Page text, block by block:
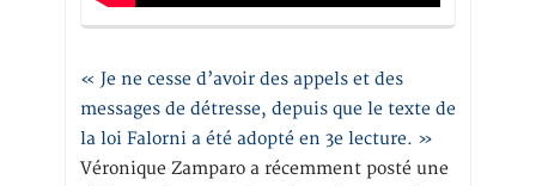
« Je ne cesse d’avoir des appels et des
messages de détresse, depuis que le texte de
la loi Falorni a été adopté en 3e lecture. »
Véronique Zamparo a récemment posté une